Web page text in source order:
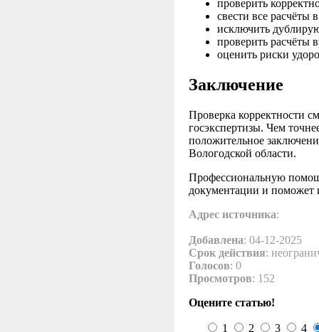
проверить
свести все
исключить
проверить расчёты
оценить риски
Заключение
Проверка корректности
госэкспертизы. Чем
положительное
Вологодской области.
Профессиональную
документации и поможет
Адрес источника:
Добавлена: 04-12-2025
Срок действия:
Голосов: 0
Просмотров: 152
Оцените статью!
1 2 3 4